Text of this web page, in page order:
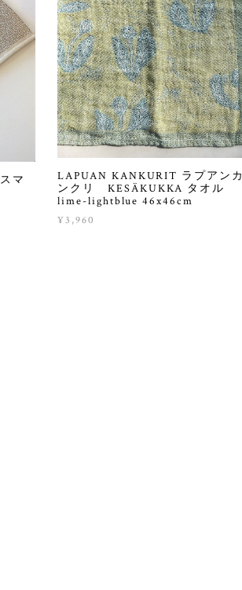
マ
LAPUAN KANKURIT ラプアンカ
ンクリ KESÄKUKKA タオル
lime-lightblue 46x46cm
¥3,960